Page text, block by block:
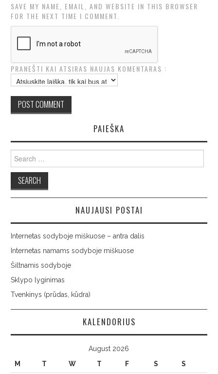
SAVE MY NAME, EMAIL, AND WEBSITE IN THIS BROWSER
FOR THE NEXT TIME I COMMENT.
PRANEŠTI KAI ATSIRAS NAUJAS KOMENTARAS :
PAIEŠKA
for:
NAUJAUSI POSTAI
Internetas sodyboje miškuose – antra dalis
Internetas namams sodyboje miškuose
Šiltnamis sodyboje
Sklypo lyginimas
Tvenkinys (prūdas, kūdra)
KALENDORIUS
August 2026
M
T W T F S S